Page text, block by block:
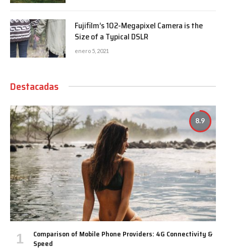
Fujifilm’s 102-Megapixel Camera is the
Size of a Typical DSLR
enero 5, 2021
Destacadas
8.9
Comparison of Mobile Phone Providers: 4G Connectivity &
Speed